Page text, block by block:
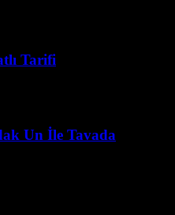
Tarifi
Un İle Tavada